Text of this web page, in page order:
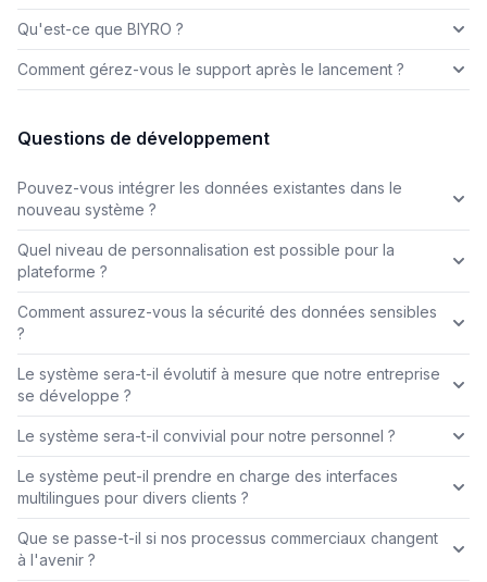
Qu'est-ce que BIYRO ?
Comment gérez-vous le support après le lancement ?
Questions de développement
Pouvez-vous intégrer les données existantes dans le
nouveau système ?
Quel niveau de personnalisation est possible pour la
plateforme ?
Comment assurez-vous la sécurité des données sensibles
?
Le système sera-t-il évolutif à mesure que notre entreprise
se développe ?
Le système sera-t-il convivial pour notre personnel ?
Le système peut-il prendre en charge des interfaces
multilingues pour divers clients ?
Que se passe-t-il si nos processus commerciaux changent
à l'avenir ?